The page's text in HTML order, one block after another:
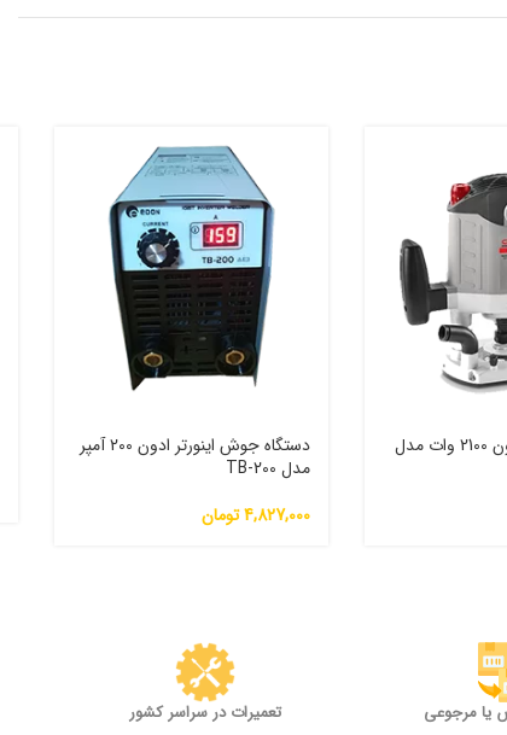
اور فرز نجاری کرون 2100 وات مدل
دستگاه جوش اینورتر ادون 200 آمپر
مدل TB-200
4,827,000تومان
یا مرجوعی تعمیرات در سراسر کشور